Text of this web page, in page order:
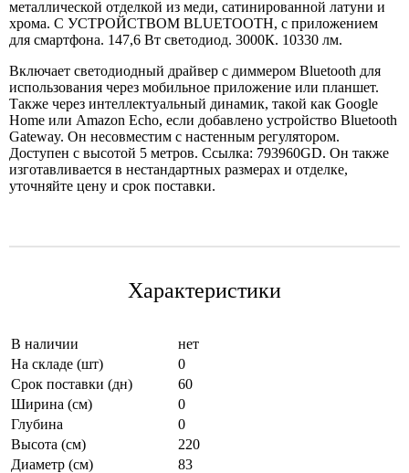
металлической отделкой из меди, сатинированной латуни и
хрома. С УСТРОЙСТВОМ BLUETOOTH, с приложением
для смартфона. 147,6 Вт светодиод. 3000К. 10330 лм.
Включает светодиодный драйвер с диммером Bluetooth для
использования через мобильное приложение или планшет.
Также через интеллектуальный динамик, такой как Google
Home или Amazon Echo, если добавлено устройство Bluetooth
Gateway. Он несовместим с настенным регулятором.
Доступен с высотой 5 метров. Ссылка: 793960GD. Он также
изготавливается в нестандартных размерах и отделке,
уточняйте цену и срок поставки.
Характеристики
В наличии
нет
На складе (шт)
0
Срок поставки (дн)
60
Ширина (см)
0
Глубина
0
Высота (см)
220
Диаметр (см)
83